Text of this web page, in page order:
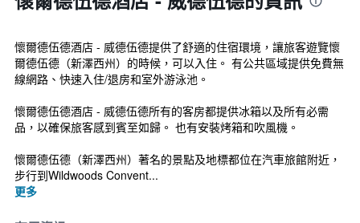
懷爾德伍德酒店 - 威德伍德提供了舒適的住宿環境，讓旅客遊覽懷
爾德伍德（新澤西州）的時候，可以入住。 有公共區域提供免費無
線網路、快速入住/退房和室外游泳池。
懷爾德伍德酒店 - 威德伍德所有的客房都提供冰箱以及所有必需
品，以確保旅客感到賓至如歸。 也有安裝烤箱和吹風機。
懷爾德伍德（新澤西州）著名的景點及地標都位在汽車旅館附近，
步行到Wildwoods Convent...
更多